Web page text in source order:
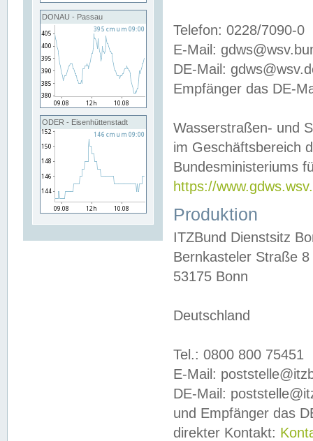
DONAU - Passau
ODER - Eisenhüttenstadt
Telefon: 0228/7090-0
E-Mail:
DE-Mail:
Empfänger das DE-
Wasserstraßen- und
im Geschäftsbereich
Bundesministeriums
https://
Produktion
ITZBund Dienstsitz
Bernkasteler Straße 8
53175 Bonn
Deutschland
Tel.: 0800 800 75451
E-Mail:
DE-Mail:
und Empfänger das
direkter Kontakt: